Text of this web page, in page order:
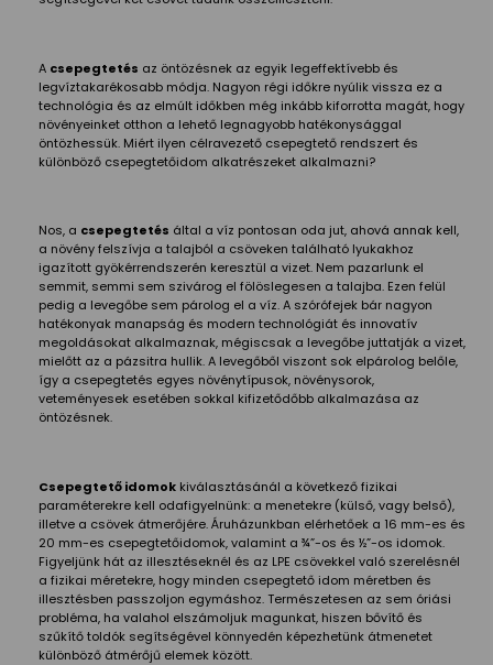
A csepegtetés az öntözésnek az egyik legeffektívebb és
legvíztakarékosabb módja. Nagyon régi időkre nyúlik vissza ez a
technológia és az elmúlt időkben még inkább kiforrotta magát, hogy
növényeinket otthon a lehető legnagyobb hatékonysággal
öntözhessük. Miért ilyen célravezető csepegtető rendszert és
különböző csepegtetőidom alkatrészeket alkalmazni?
Nos, a csepegtetés által a víz pontosan oda jut, ahová annak kell,
a növény felszívja a talajból a csöveken található lyukakhoz
igazított gyökérrendszerén keresztül a vizet. Nem pazarlunk el
semmit, semmi sem szivárog el fölöslegesen a talajba. Ezen felül
pedig a levegőbe sem párolog el a víz. A szórófejek bár nagyon
hatékonyak manapság és modern technológiát és innovatív
megoldásokat alkalmaznak, mégiscsak a levegőbe juttatják a vizet,
mielőtt az a pázsitra hullik. A levegőből viszont sok elpárolog belőle,
így a csepegtetés egyes növénytípusok, növénysorok,
veteményesek esetében sokkal kifizetődőbb alkalmazása az
öntözésnek.
Csepegtető idomok kiválasztásánál a következő fizikai
paraméterekre kell odafigyelnünk: a menetekre (külső, vagy belső),
illetve a csövek átmerőjére. Áruházunkban elérhetőek a 16 mm-es és
20 mm-es csepegtetőidomok, valamint a ¾”-os és ½”-os idomok.
Figyeljünk hát az illesztéseknél és az LPE csövekkel való szerelésnél
a fizikai méretekre, hogy minden csepegtető idom méretben és
illesztésben passzoljon egymáshoz. Természetesen az sem óriási
probléma, ha valahol elszámoljuk magunkat, hiszen bővítő és
szűkítő toldók segítségével könnyedén képezhetünk átmenetet
különböző átmérőjű elemek között.